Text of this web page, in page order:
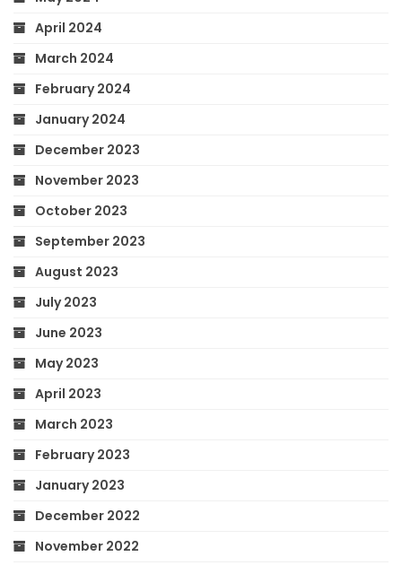
April 2024
March 2024
February 2024
January 2024
December 2023
November 2023
October 2023
September 2023
August 2023
July 2023
June 2023
May 2023
April 2023
March 2023
February 2023
January 2023
December 2022
November 2022